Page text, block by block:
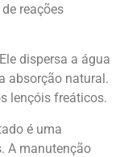
reações
dispersa a água
absorção natural.
lençóis freáticos.
é uma
A manutenção